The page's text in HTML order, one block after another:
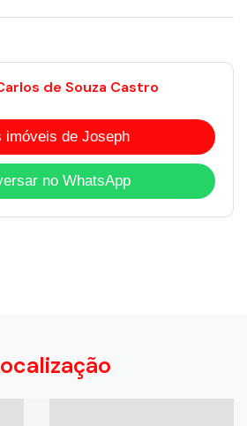
de Souza Castro
imóveis de Joseph
no WhatsApp